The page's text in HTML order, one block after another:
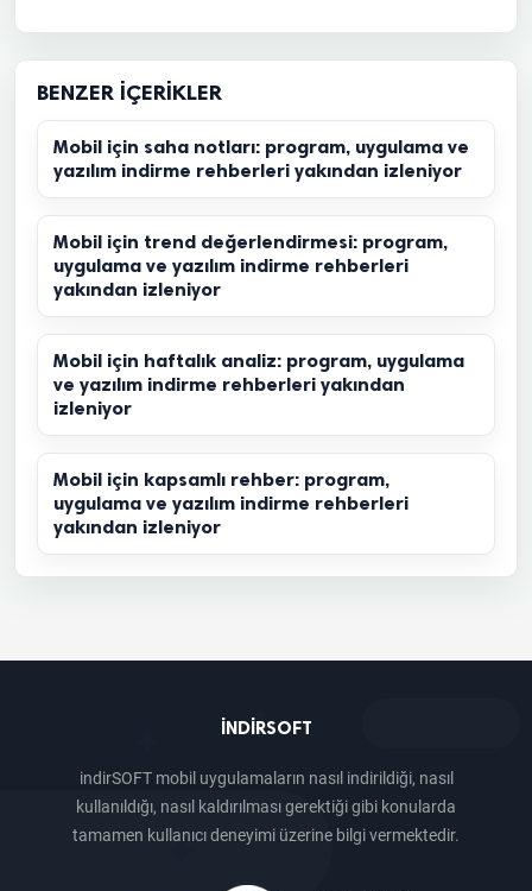
BENZER İÇERIKLER
Mobil için saha notları: program, uygulama ve
yazılım indirme rehberleri yakından izleniyor
Mobil için trend değerlendirmesi: program,
uygulama ve yazılım indirme rehberleri
yakından izleniyor
Mobil için haftalık analiz: program, uygulama
ve yazılım indirme rehberleri yakından
izleniyor
Mobil için kapsamlı rehber: program,
uygulama ve yazılım indirme rehberleri
yakından izleniyor
INDIRSOFT
indirSOFT mobil uygulamaların nasıl indirildiği, nasıl
kullanıldığı, nasıl kaldırılması gerektiği gibi konularda
tamamen kullanıcı deneyimi üzerine bilgi vermektedir.